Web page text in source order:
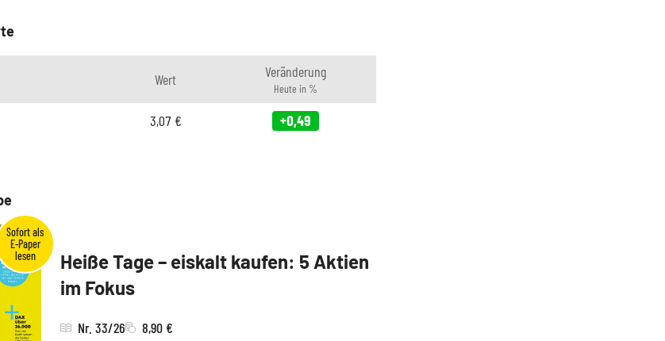
Wert Veränderung
Heute in %
3,07 € +0,49
Heiße Tage – eiskalt kaufen: 5 Aktien
im Fokus
Nr. 33/26 8,90 €